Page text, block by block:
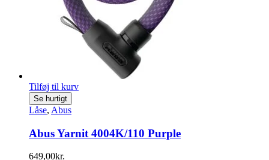
Tilføj til kurv
Se hurtigt
Låse, Abus
Abus Yarnit 4004K/110 Purple
649,00kr.